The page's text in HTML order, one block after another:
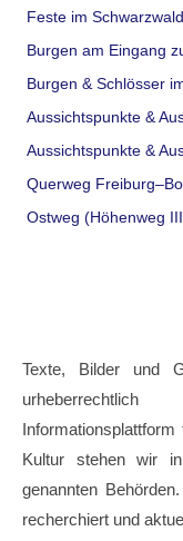
Feste im Schwarzwald
Burgen am Eingang
Burgen & Schlösser
Aussichtspunkte &
Aussichtspunkte &
Querweg
Ostweg (Höhenweg
Texte, Bilder und
Kultur stehen wir
genannten
recherchiert und